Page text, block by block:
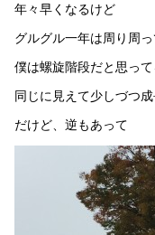
年々早くなるけど
グルグル一年は周り周
僕は螺旋階段だと思っ
同じに見えて少しづつ
だけど、逆もあって